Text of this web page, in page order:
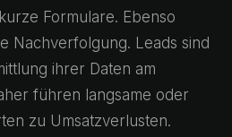
Formulare. Ebenso
Nachverfolgung. Leads sind
ihrer Daten am
führen langsame oder
zu Umsatzverlusten.